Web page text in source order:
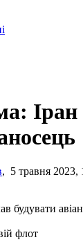
, 5 травня 2023,
флот